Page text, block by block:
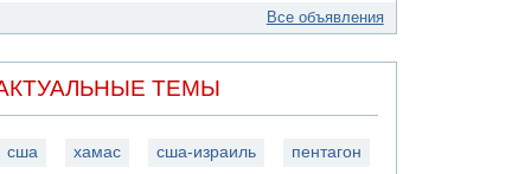
Все объявления
ТЕМЫ
сша хамас сша-израиль пентагон